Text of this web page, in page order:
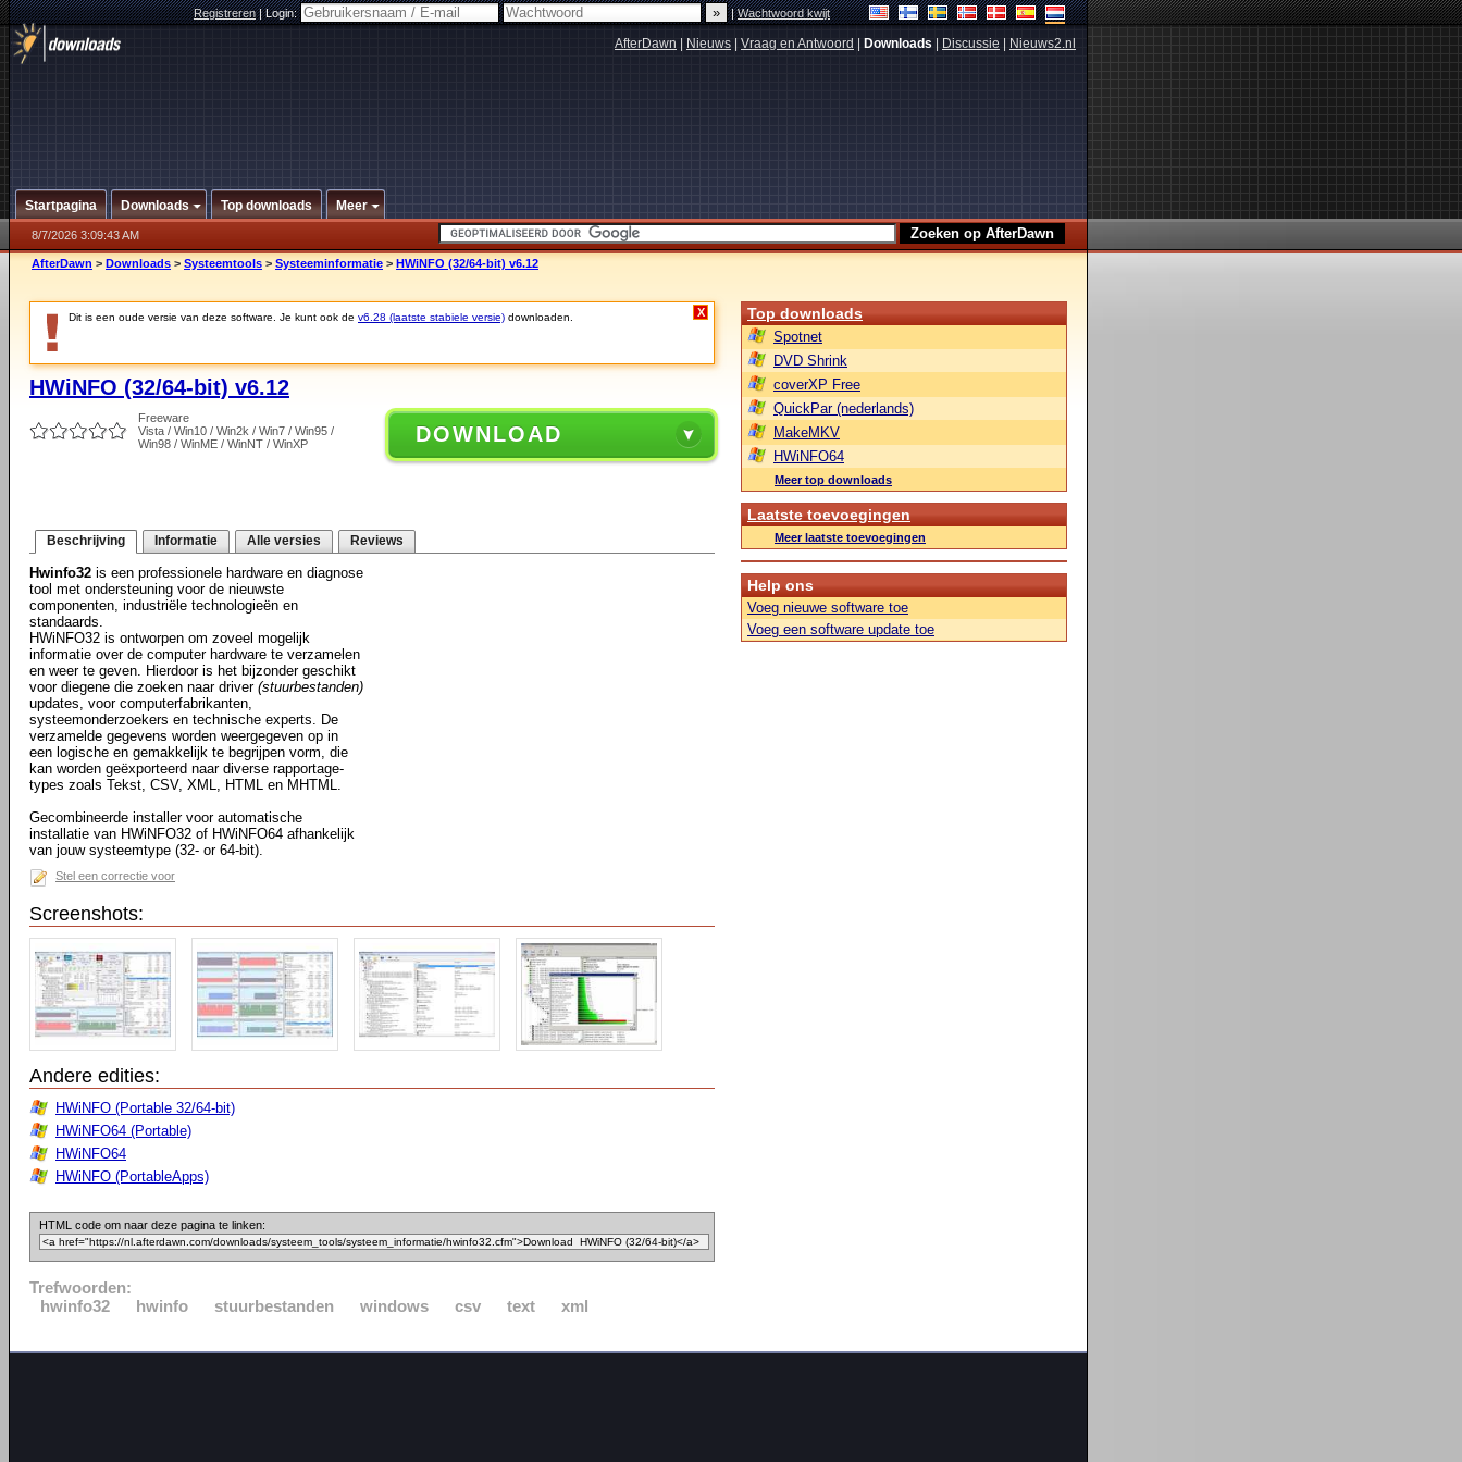
Registreren|Login: |Wachtwoord kwijt
AfterDawn Nieuws Vraag en Antwoord Downloads Discussie Nieuws2.nl
Startpagina Downloads Top downloads Meer
8/7/2026 3:09:43 AM
AfterDawn > Downloads > Systeemtools > Systeeminformatie > HWiNFO (32/64-bit) v6.12
Dit is een oude versie van deze software. Je kunt ook de v6.28 (laatste stabiele versie) downloaden. X
HWiNFO (32/64-bit) v6.12
Freeware
Vista / Win10 / Win2k / Win7 / Win95 /
Win98 / WinME / WinNT / WinXP
DOWNLOAD
Beschrijving Informatie Alle versies Reviews
Hwinfo32 is een professionele hardware en diagnose
tool met ondersteuning voor de nieuwste
componenten, industriële technologieën en
standaards.
HWiNFO32 is ontworpen om zoveel mogelijk
informatie over de computer hardware te verzamelen
en weer te geven. Hierdoor is het bijzonder geschikt
voor diegene die zoeken naar driver (stuurbestanden)
updates, voor computerfabrikanten,
systeemonderzoekers en technische experts. De
verzamelde gegevens worden weergegeven op in
een logische en gemakkelijk te begrijpen vorm, die
kan worden geëxporteerd naar diverse rapportage-
types zoals Tekst, CSV, XML, HTML en MHTML.
Gecombineerde installer voor automatische
installatie van HWiNFO32 of HWiNFO64 afhankelijk
van jouw systeemtype (32- or 64-bit).
Stel een correctie voor
Screenshots:
Andere edities:
HWiNFO (Portable 32/64-bit)
HWiNFO64 (Portable)
HWiNFO64
HWiNFO (PortableApps)
HTML code om naar deze pagina te linken:
Trefwoorden:
hwinfo32
hwinfo stuurbestanden windows csv text xml
Top downloads
Spotnet
DVD Shrink
coverXP Free
QuickPar (nederlands)
MakeMKV
HWiNFO64
Meer top downloads
Laatste toevoegingen
Meer laatste toevoegingen
Help ons
Voeg nieuwe software toe
Voeg een software update toe